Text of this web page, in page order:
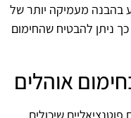
בהבנה מעמיקה יותר של
ניתן להבטיח שהחימום
אוהלים
שיכולים